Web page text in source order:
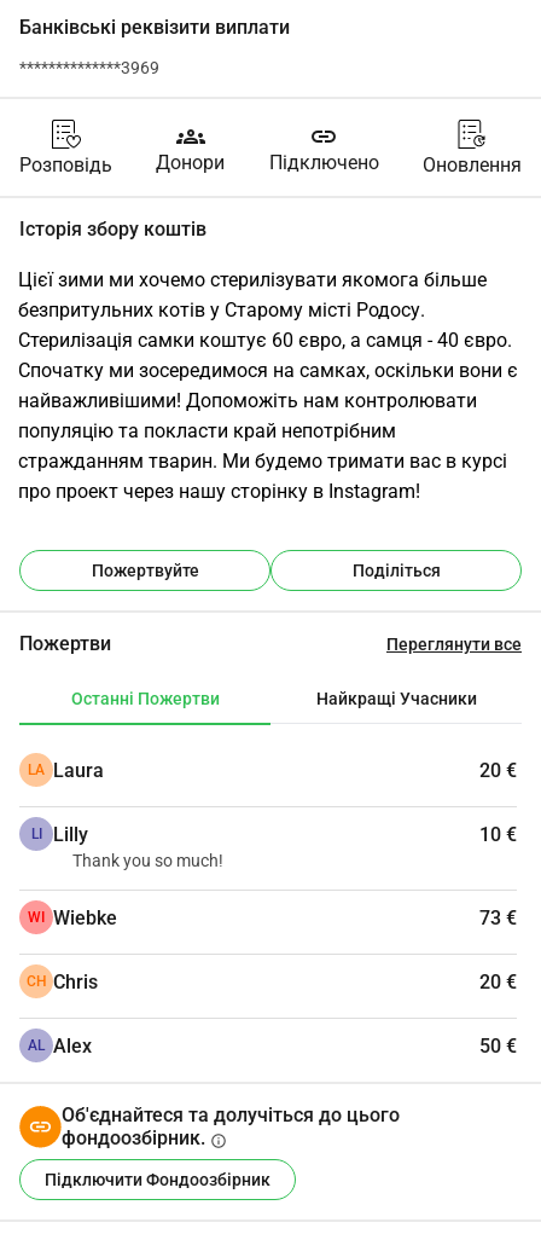
Банківські реквізити виплати
**************3969
Розповідь
groups
Донори
link
Підключено Оновлення
Історія збору коштів
Цієї зими ми хочемо стерилізувати якомога більше
безпритульних котів у Старому місті Родосу.
Стерилізація самки коштує 60 євро, а самця - 40 євро.
Спочатку ми зосередимося на самках, оскільки вони є
найважливішими! Допоможіть нам контролювати
популяцію та покласти край непотрібним
стражданням тварин. Ми будемо тримати вас в курсі
про проект через нашу сторінку в Instagram!
Пожертвуйте Поділіться
Пожертви Переглянути все
Останні Пожертви Найкращі Учасники
LA Laura 20 €
LI Lilly 10 €
Thank you so much!
WI Wiebke 73 €
CH Chris 20 €
AL Alex 50 €
Об'єднайтеся та долучіться до цього
фондоозбірник. info
Підключити Фондоозбірник